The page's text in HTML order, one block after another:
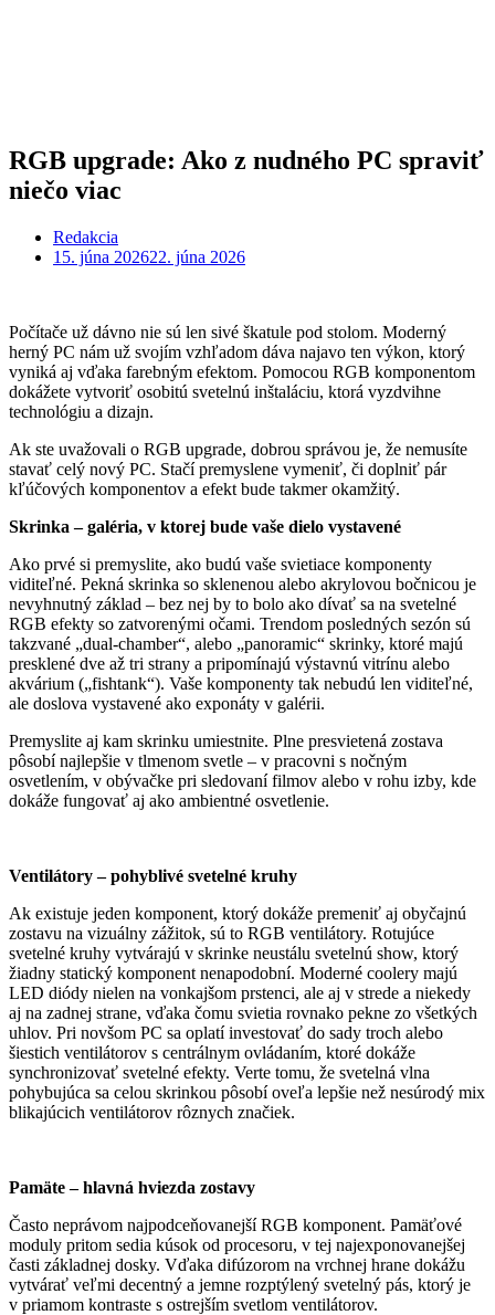
RGB upgrade: Ako z nudného PC spraviť
niečo viac
Redakcia
15. júna 202622. júna 2026
Počítače už dávno nie sú len sivé škatule pod stolom. Moderný
herný PC nám už svojím vzhľadom dáva najavo ten výkon, ktorý
vyniká aj vďaka farebným efektom. Pomocou RGB komponentom
dokážete vytvoriť osobitú svetelnú inštaláciu, ktorá vyzdvihne
technológiu a dizajn.
Ak ste uvažovali o RGB upgrade, dobrou správou je, že nemusíte
stavať celý nový PC. Stačí premyslene vymeniť, či doplniť pár
kľúčových komponentov a efekt bude takmer okamžitý.
Skrinka – galéria, v ktorej bude vaše dielo vystavené
Ako prvé si premyslite, ako budú vaše svietiace komponenty
viditeľné. Pekná skrinka so sklenenou alebo akrylovou bočnicou je
nevyhnutný základ – bez nej by to bolo ako dívať sa na svetelné
RGB efekty so zatvorenými očami. Trendom posledných sezón sú
takzvané „dual-chamber“, alebo „panoramic“ skrinky, ktoré majú
presklené dve až tri strany a pripomínajú výstavnú vitrínu alebo
akvárium („fishtank“). Vaše komponenty tak nebudú len viditeľné,
ale doslova vystavené ako exponáty v galérii.
Premyslite aj kam skrinku umiestnite. Plne presvietená zostava
pôsobí najlepšie v tlmenom svetle – v pracovni s nočným
osvetlením, v obývačke pri sledovaní filmov alebo v rohu izby, kde
dokáže fungovať aj ako ambientné osvetlenie.
Ventilátory – pohyblivé svetelné kruhy
Ak existuje jeden komponent, ktorý dokáže premeniť aj obyčajnú
zostavu na vizuálny zážitok, sú to RGB ventilátory. Rotujúce
svetelné kruhy vytvárajú v skrinke neustálu svetelnú show, ktorý
žiadny statický komponent nenapodobní. Moderné coolery majú
LED diódy nielen na vonkajšom prstenci, ale aj v strede a niekedy
aj na zadnej strane, vďaka čomu svietia rovnako pekne zo všetkých
uhlov. Pri novšom PC sa oplatí investovať do sady troch alebo
šiestich ventilátorov s centrálnym ovládaním, ktoré dokáže
synchronizovať svetelné efekty. Verte tomu, že svetelná vlna
pohybujúca sa celou skrinkou pôsobí oveľa lepšie než nesúrodý mix
blikajúcich ventilátorov rôznych značiek.
Pamäte – hlavná hviezda zostavy
Často neprávom najpodceňovanejší RGB komponent. Pamäťové
moduly pritom sedia kúsok od procesoru, v tej najexponovanejšej
časti základnej dosky. Vďaka difúzorom na vrchnej hrane dokážu
vytvárať veľmi decentný a jemne rozptýlený svetelný pás, ktorý je
v priamom kontraste s ostrejším svetlom ventilátorov.